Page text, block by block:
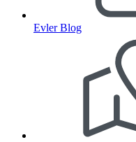
Evler Blog